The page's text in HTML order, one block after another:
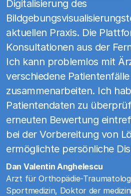
Digitalisierung des
aktuellen Praxis. Die
Konsultationen aus der
Ich kann problemlos mit
verschiedene Patientenfälle
zusammenarbeiten. Ich
Patientendaten zu
erneuten Bewertung
bei der Vorbereitung von
ermöglichte persönliche
Dan Valentin Anghelescu
Arzt für Orthopädie-
Sportmedizin, Doktor der